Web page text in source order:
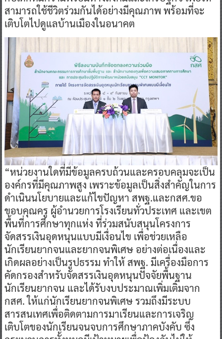
สามารถใช้ชีวิตร่วมกันได้อย่างมีคุณภาพ พร้อมที่จะ
เติบโตไปดูแลบ้านเมืองในอนาคต
“หน่วยงานใดที่มีข้อมูลครบถ้วนและครอบคลุมจะเป็น
องค์กรที่มีคุณภาพสูง เพราะข้อมูลเป็นสิ่งสำคัญในการ
ดำเนินนโยบายและแก้ไขปัญหา สพฐ.และกสศ.ขอ
ขอบคุณครู ผู้อำนวยการโรงเรียนทั่วประเทศ และเขต
พื้นที่การศึกษาทุกแห่ง ที่ร่วมสนับสนุนโครงการ
จัดสรรเงินอุดหนุนแบบมีเงื่อนไข เพื่อช่วยเหลือ
นักเรียนยากจนและยากจนพิเศษ อย่างต่อเนื่องและ
เกิดผลอย่างเป็นรูปธรรม ทำให้ สพฐ. มีเครื่องมือการ
คัดกรองสำหรับจัดสรรเงินอุดหนุนปัจจัยพื้นฐาน
นักเรียนยากจน และได้รับงบประมาณเพิ่มเติมจาก
กสศ. ให้แก่นักเรียนยากจนพิเศษ รวมถึงมีระบบ
สารสนเทศเพื่อติดตามการมาเรียนและการเจริญ
เติบโตของนักเรียนจนจบการศึกษาภาคบังคับ ซึ่ง